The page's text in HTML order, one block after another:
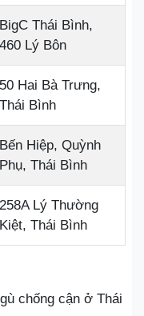
BigC Thái Bình,
460 Lý Bôn
50 Hai Bà Trưng,
Thái Bình
Bến Hiệp, Quỳnh
Phụ, Thái Bình
258A Lý Thường
Kiệt, Thái Bình
chống cận ở Thái